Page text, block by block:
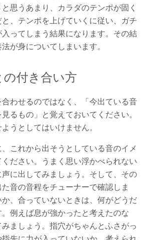
思うあまり、カラダのテンポが固く
、テンポを上げていくに従い、ガチ
ってしまう結果になります。その結
が身についてしまいます。
付き合い方
わせるのではなく、「今出ている音
るもの」と覚えておいてください。
うとしてはいけません。
これから出そうとしている音のイメ
ださい。うまく思い浮かべられない
に出してみましょう。そして、その
音の音程をチューナーで確認しま
、合っていないときは、何がどうだ
例えば息が強かったと考えたのな
ましょう。指穴がちゃんとふさがっ